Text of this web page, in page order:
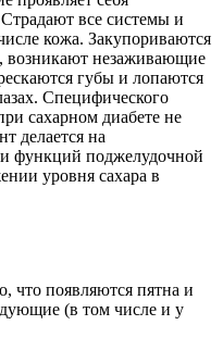
все системы и
кожа. Закупориваются
возникают незаживающие
губы и лопаются
Специфического
сахарном диабете не
делается на
функций поджелудочной
уровня сахара в
появляются пятна и
(в том числе и у